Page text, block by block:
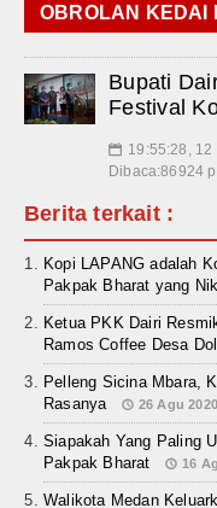
OBROLAN KEDAI
Bupati
Festival
📅 19:55:28, 12
Dibaca:86924
Berita terkait :
Kopi LAPANG adalah
Pakpak Bharat yang
Ketua PKK Dairi
Ramos Coffee Desa
Pelleng Sicina Mbara,
Rasanya
26 Agu 2020
Siapakah Yang Paling
Pakpak Bharat
16
Walikota Medan